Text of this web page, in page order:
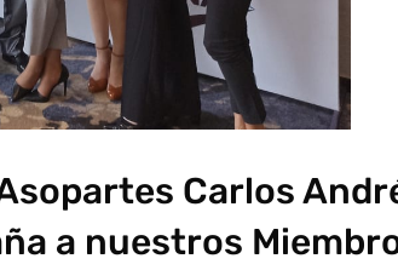
Carlos
a nuestros